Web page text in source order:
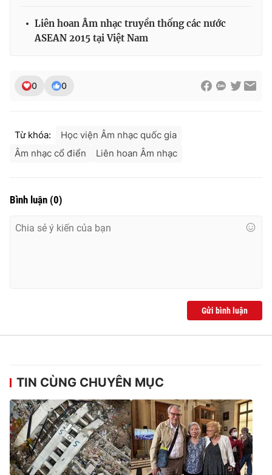
thông tin từ website này.
Liên hoan Âm nhạc truyền thống các nước
ASEAN 2015 tại Việt Nam
0 0
Từ khóa:
Học viện Âm nhạc quốc gia
Âm nhạc cổ điển
Liên hoan Âm nhạc
Bình luận (0)
Gửi bình luận
TIN CÙNG CHUYÊN MỤC